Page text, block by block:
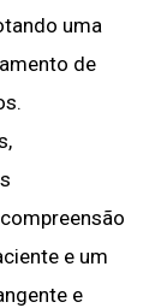
uma
de
e um
e